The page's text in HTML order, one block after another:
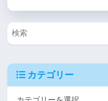
カテゴリー